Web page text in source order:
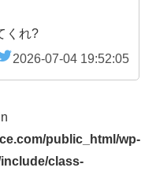
くれ?
2026-07-04 19:52:05
public_html/wp-
class-